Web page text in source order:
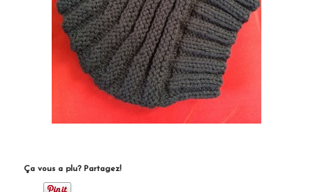
Ça vous a plu? Partagez!